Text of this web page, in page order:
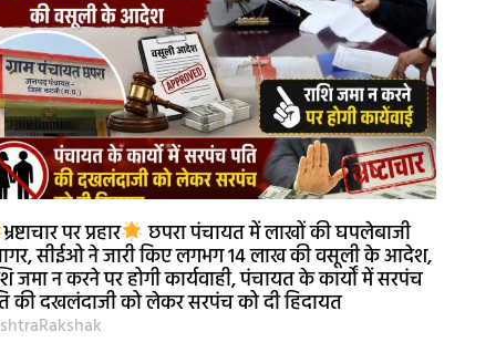
भ्रष्टाचार पर प्रहार छपरा पंचायत में लाखों की घपलेबाजी
सीईओ ने जारी किए लगभग 14 लाख की वसूली के आदेश,
जमा न करने पर होगी कार्यवाही, पंचायत के कार्यों में सरपंच
की दखलंदाजी को लेकर सरपंच को दी हिदायत